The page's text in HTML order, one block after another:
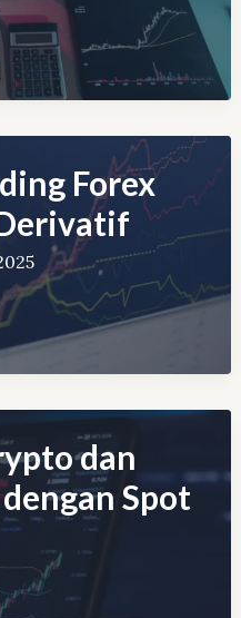
Forex
dan
Spot